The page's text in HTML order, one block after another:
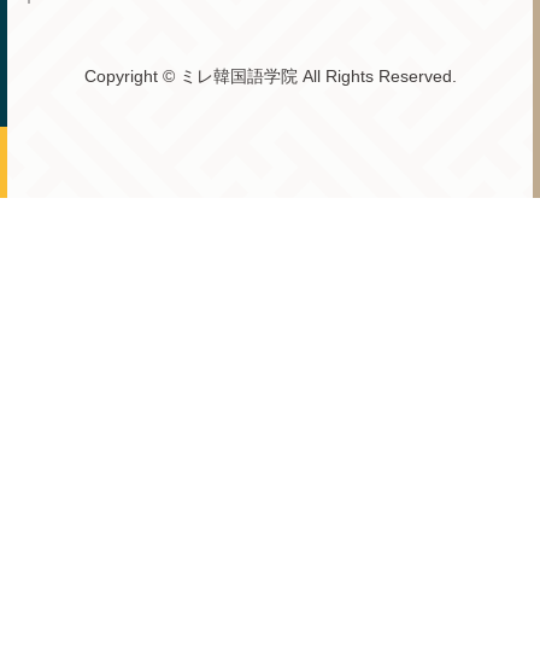
Copyright © ミレ韓国語学院 All Rights Reserved.